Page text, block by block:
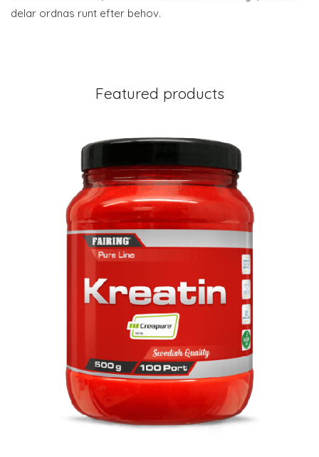
delar ordnas runt efter behov.
Featured products